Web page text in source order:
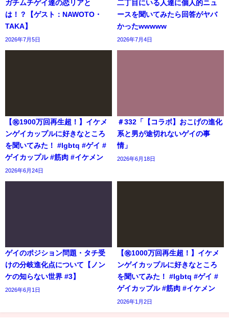
ガチムチゲイ達の恋リアと
は！？【ゲスト：NAWOTO・
TAKA】
2026年7月5日
二丁目にいる人達に個人的ニュ
ースを聞いてみたら回答がヤバ
かったwwwww
2026年7月4日
【㊗️1900万回再生超！】イケメ
ンゲイカップルに好きなところ
を聞いてみた！ #lgbtq #ゲイ #
ゲイカップル #筋肉 #イケメン
2026年6月24日
＃332「【コラボ】おこげの進化
系と男が途切れないゲイの事
情」
2026年6月18日
ゲイのポジション問題・タチ受
けの分岐進化点について【ノン
ケの知らない世界 #3】
2026年6月1日
【㊗️1000万回再生超！】イケメ
ンゲイカップルに好きなところ
を聞いてみた！ #lgbtq #ゲイ #
ゲイカップル #筋肉 #イケメン
2026年1月2日